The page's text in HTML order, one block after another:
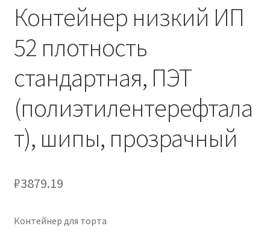
Контейнер низкий ИП
52 плотность
стандартная, ПЭТ
(полиэтилентерефтала
т), шипы, прозрачный
₽3879.19
Контейнер для торта